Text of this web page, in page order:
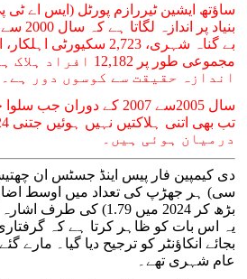
ساؤتھ ایشین ٹیررازم پورٹل (ایس اے ٹی
مجموعی طور پر
اندازہ حقیقت سے کوسوں دور ہے۔
سال 2005سے 2007 کے دوران
درمیان ہوئی ہیں۔
دی کیمپین فار پیس اینڈ جسٹس ان
بڑھ کر 2024 میں 1.79)
یہ اس بات کو ظاہر کرتا ہے کہ
بجائے انکاؤنٹر کو ترجیح دیا گیا۔
عام شہری تھے۔